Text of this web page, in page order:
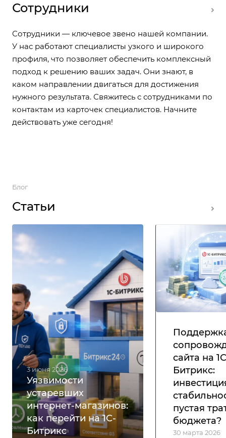
Сотрудники
Сотрудники — ключевое звено нашей компании.
У нас работают специалисты узкого и широкого
профиля, что позволяет обеспечить комплексный
подход к решению ваших задач. Они знают, в
каком направлении двигаться для достижения
нужного результата. Свяжитесь с сотрудниками по
контактам из карточек специалистов. Начните
действовать уже сегодня!
Руководитель
отдела
сопровождения
Аганичева
Виктория
Заместитель
директора
Мальцева
Ольга
Старший
программист
Обухов
Николай
Руководитель
проекта,
учредитель
Гольмгрейн
Алексей
Блог
Статьи
Уязвимости
устаревших
интернет-магазинов:
как перейти на 1С-
Битрикс
3 июня 2026
сайта на
Битрикс:
пустая
бюджета?
30 марта 2026